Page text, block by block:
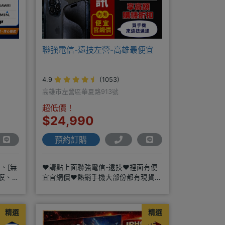
[無
、維
聯強電信-遠技左營-高雄最便宜
4.9
(1053)
高雄市左營區華夏路913號
超低價！
$24,990
預約訂購
❤️請點上面聯強電信-遠技❤️裡面有便
宜官網價❤️熱銷手機大部份都有現貨
精選 精選